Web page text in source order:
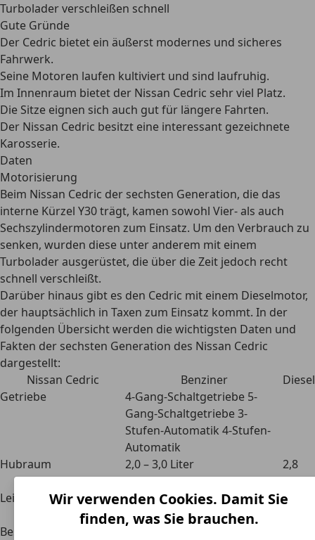
Turbolader verschleißen schnell
Gute Gründe
Der Cedric bietet ein äußerst modernes und sicheres
Fahrwerk.
Seine Motoren laufen kultiviert und sind laufruhig.
Im Innenraum bietet der Nissan Cedric sehr viel Platz.
Die Sitze eignen sich auch gut für längere Fahrten.
Der Nissan Cedric besitzt eine interessant gezeichnete
Karosserie.
Daten
Motorisierung
Beim Nissan Cedric der sechsten Generation, die das
interne Kürzel Y30 trägt, kamen sowohl Vier- als auch
Sechszylindermotoren zum Einsatz. Um den Verbrauch zu
senken, wurden diese unter anderem mit einem
Turbolader ausgerüstet, die über die Zeit jedoch recht
schnell verschleißt.
Darüber hinaus gibt es den Cedric mit einem Dieselmotor,
der hauptsächlich in Taxen zum Einsatz kommt. In der
folgenden Übersicht werden die wichtigsten Daten und
Fakten der sechsten Generation des Nissan Cedric
dargestellt:
Nissan Cedric
Benziner
Diesel
Getriebe
4-Gang-Schaltgetriebe 5-
Gang-Schaltgetriebe 3-
Stufen-Automatik 4-Stufen-
Automatik
Hubraum
2,0 – 3,0 Liter
2,8
Liter
Leistung
130 – 230 PS
100
Beschleunigung von 0
Wir verwenden Cookies. Damit Sie
finden, was Sie brauchen.